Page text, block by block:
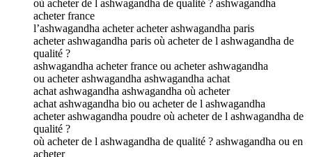
où acheter de l ashwagandha de qualité ? ashwagandha
acheter france
l’ashwagandha acheter acheter ashwagandha paris
acheter ashwagandha paris où acheter de l ashwagandha de
qualité ?
ashwagandha acheter france ou acheter ashwagandha
ou acheter ashwagandha ashwagandha achat
achat ashwagandha ashwagandha où acheter
achat ashwagandha bio ou acheter de l ashwagandha
acheter ashwagandha poudre où acheter de l ashwagandha de
qualité ?
où acheter de l ashwagandha de qualité ? ashwagandha ou en
acheter